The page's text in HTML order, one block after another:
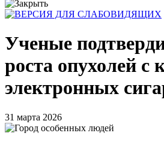
Ученые
роста опухолей с
электронных
31 марта 2026